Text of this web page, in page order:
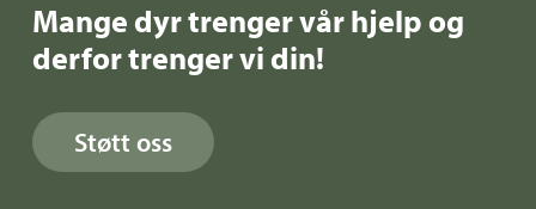
Mange dyr trenger vår hjelp og
derfor trenger vi din!
Støtt oss